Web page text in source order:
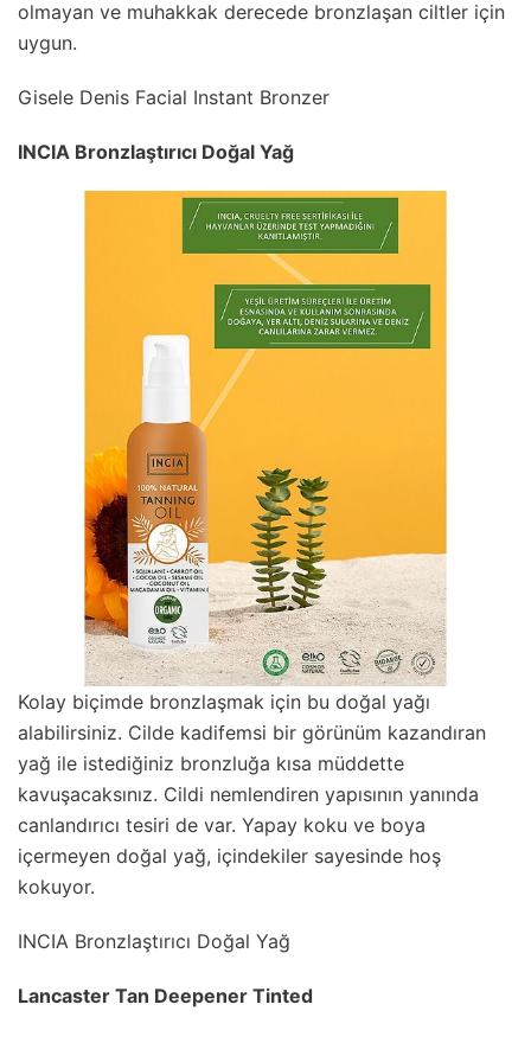
olmayan ve muhakkak derecede bronzlaşan ciltler için
uygun.
Gisele Denis Facial Instant Bronzer
INCIA Bronzlaştırıcı Doğal Yağ
Kolay biçimde bronzlaşmak için bu doğal yağı
alabilirsiniz. Cilde kadifemsi bir görünüm kazandıran
yağ ile istediğiniz bronzluğa kısa müddette
kavuşacaksınız. Cildi nemlendiren yapısının yanında
canlandırıcı tesiri de var. Yapay koku ve boya
içermeyen doğal yağ, içindekiler sayesinde hoş
kokuyor.
INCIA Bronzlaştırıcı Doğal Yağ
Lancaster Tan Deepener Tinted